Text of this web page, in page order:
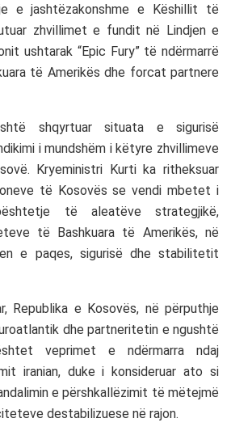
e jashtëzakonshme e Këshillit të
zhvillimet e fundit në Lindjen e
ushtarak “Epic Fury” të ndërmarrë
të Amerikës dhe forcat partnere
shqyrtuar situata e sigurisë
i mundshëm i këtyre zhvillimeve
Kryeministri Kurti ka ritheksuar
të Kosovës se vendi mbetet i
të aleatëve strategjikë,
të Bashkuara të Amerikës, në
e paqes, sigurisë dhe stabilitetit
Republika e Kosovës, në përputhje
dhe partneritetin e ngushtë
veprimet e ndërmarra ndaj
iranian, duke i konsideruar ato si
e përshkallëzimit të mëtejmë
destabilizuese në rajon.